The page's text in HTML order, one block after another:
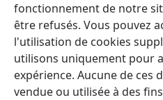
fonctionnement de notre
être refusés. Vous pouvez
l'utilisation de cookies
utilisons uniquement pour
expérience. Aucune de ces
vendue ou utilisée à des
Copyright© 2026 Watch Tower Bible
Conditions d’utilisation
Paramètres de confidentialité